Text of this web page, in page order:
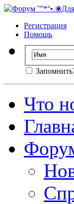
Регистрация
Помощь
Что